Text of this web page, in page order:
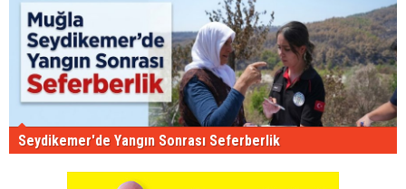
Seydikemer'de Yangın Sonrası Seferberlik